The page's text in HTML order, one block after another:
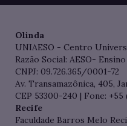
Olinda
UNIAESO - Centro
Razão Social: AESO-
CNPJ: 09.726.365/0001-72
Av. Transamazônica, 405,
CEP 53300-240 | Fone: +55
Recife
Faculdade Barros Melo